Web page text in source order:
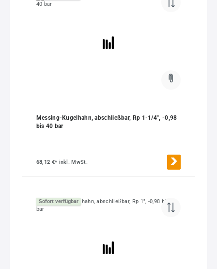
Messing-Kugelhahn, abschließbar, Rp 1-1/4", -0,98
bis 40 bar
68,12 €* inkl. MwSt.
Sofort verfügbar